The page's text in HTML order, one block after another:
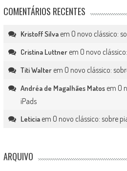
COMENTÁRIOS RECENTES
Kristoff Silvaem O novo clássico:
Cristina Luttnerem O novo
Titi Walterem O novo clássico:
Andréa de Magalhães Matosem O
iPads
Leticiaem O novo clássico: sobre
ARQUIVO